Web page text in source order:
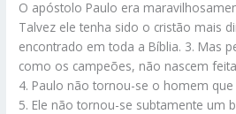
O apóstolo Paulo era
Talvez ele tenha sido o cristão mais
encontrado em toda a Bíblia. 3. Mas
como os campeões, não nascem
4. Paulo não tornou-se o homem
5. Ele não tornou-se subtamente um